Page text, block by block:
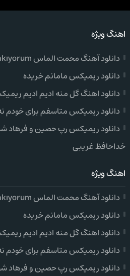
اهنگ ویژه
دانلود آهنگ محمت الماس gidene yakıyorum
دانلود ریمیکس مامانم خریده
دانلود اهنگ گل منه ادیم ادیم
دانلود ریمیکس متاسفم برای خودم
دانلود ریمیکس رپ حصین و
خداحافظ غریبی
اهنگ ویژه
دانلود آهنگ محمت الماس gidene yakıyorum
دانلود ریمیکس مامانم خریده
دانلود اهنگ گل منه ادیم ادیم
دانلود ریمیکس متاسفم برای خودم
دانلود ریمیکس رپ حصین و